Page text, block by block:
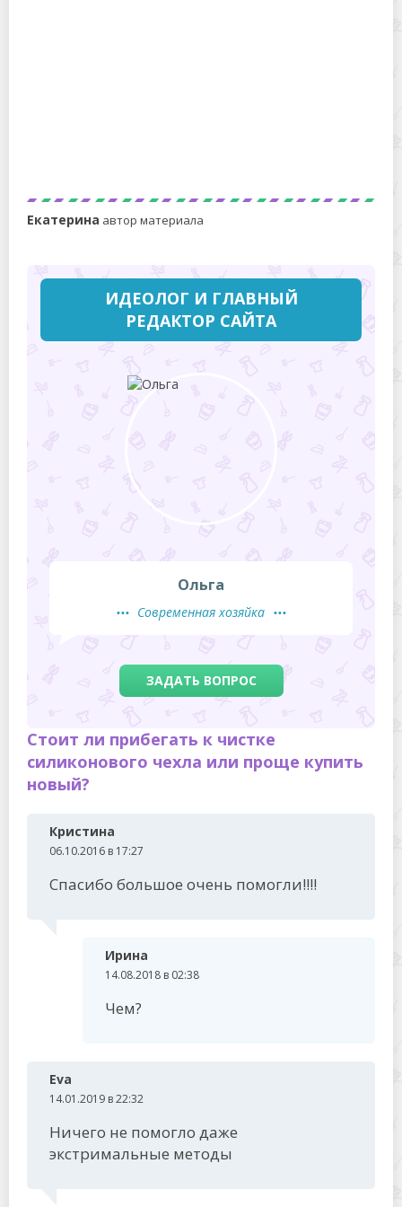
Екатерина автор материала
ИДЕОЛОГ И ГЛАВНЫЙ
РЕДАКТОР САЙТА
Ольга
Современная хозяйка
ЗАДАТЬ ВОПРОС
Стоит ли прибегать к чистке
силиконового чехла или проще купить
новый?
Кристина
06.10.2016 в 17:27
Спасибо большое очень помогли!!!!
Ирина
14.08.2018 в 02:38
Чем?
Eva
14.01.2019 в 22:32
Ничего не помогло даже
экстримальные методы